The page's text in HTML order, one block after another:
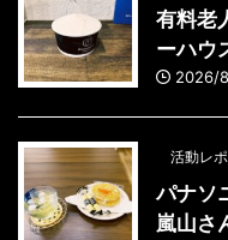
有料老
ーハウ
2026/
活動レ
パナソ
嵐山さ